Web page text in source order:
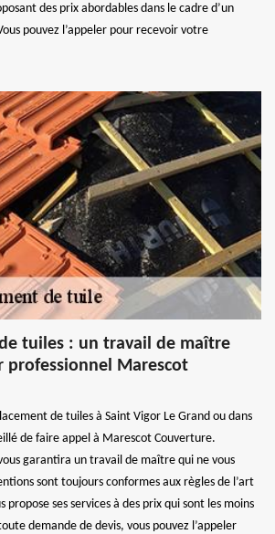
des prix abordables dans le cadre d’un
pouvez l’appeler pour recevoir votre
tuiles : un travail de maître
professionnel Marescot
de tuiles à Saint Vigor Le Grand ou dans
de faire appel à Marescot Couverture.
garantira un travail de maître qui ne vous
sont toujours conformes aux règles de l’art
propose ses services à des prix qui sont les moins
demande de devis, vous pouvez l’appeler